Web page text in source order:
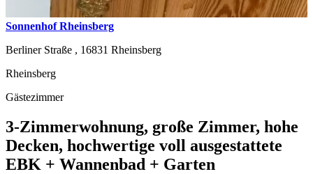
Sonnenhof Rheinsberg
Berliner Straße , 16831 Rheinsberg
Rheinsberg
Gästezimmer
3-Zimmerwohnung, große Zimmer, hohe
Decken, hochwertige voll ausgestattete
EBK + Wannenbad + Garten